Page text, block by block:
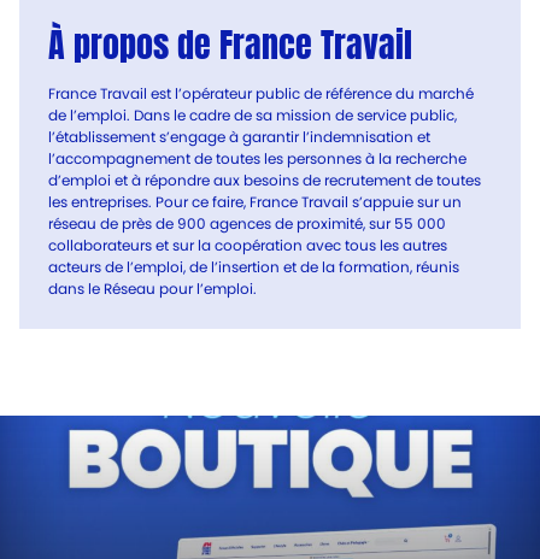
À propos de France Travail
France Travail est l’opérateur public de référence du marché
de l’emploi. Dans le cadre de sa mission de service public,
l’établissement s’engage à garantir l’indemnisation et
l’accompagnement de toutes les personnes à la recherche
d’emploi et à répondre aux besoins de recrutement de toutes
les entreprises. Pour ce faire, France Travail s’appuie sur un
réseau de près de 900 agences de proximité, sur 55 000
collaborateurs et sur la coopération avec tous les autres
acteurs de l’emploi, de l’insertion et de la formation, réunis
dans le Réseau pour l’emploi.